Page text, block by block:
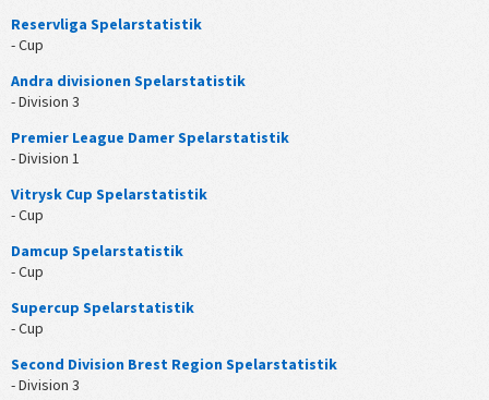
Reservliga Spelarstatistik
- Cup
Andra divisionen Spelarstatistik
- Division 3
Premier League Damer Spelarstatistik
- Division 1
Vitrysk Cup Spelarstatistik
- Cup
Damcup Spelarstatistik
- Cup
Supercup Spelarstatistik
- Cup
Second Division Brest Region Spelarstatistik
- Division 3